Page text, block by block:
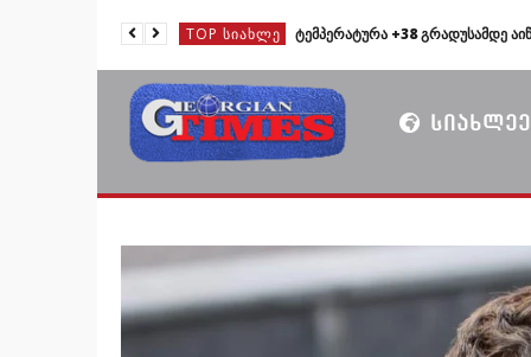
TOP ᲡᲘᲐᲮᲚᲔ
TOP ᲡᲘᲐᲮᲚᲔ
TOP ᲡᲘᲐᲮᲚᲔ
TOP ᲡᲘᲐᲮᲚᲔ